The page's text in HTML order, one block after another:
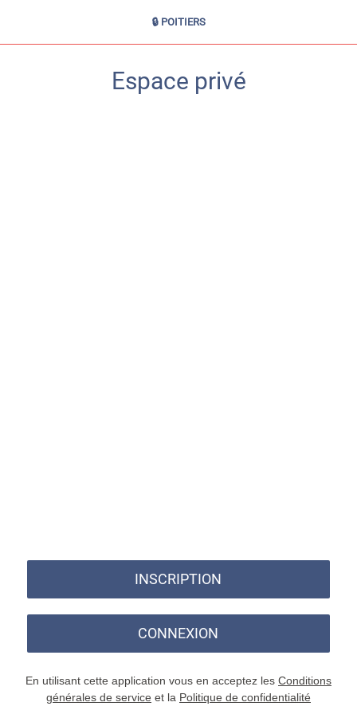
🔒 POITIERS
Espace privé
INSCRIPTION
CONNEXION
En utilisant cette application vous en acceptez les Conditions
générales de service et la Politique de confidentialité